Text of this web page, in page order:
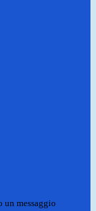
un messaggio